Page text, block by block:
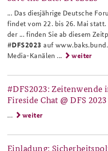
Anfahrt
Freundeskreis
Deutsches Forum
Arbeitskreis "Junge
Das Sicherheitspolitische
Studierendenkonferenz
Newsletter-Archiv
... Das diesjährige Deutsche
findet vom 22. bis 26. Mai
der ... finden Sie ab diesem
#DFS2023 auf
Media-Kanälen ...
weiter
#DFS2023: Zeitenwende
Fireside Chat @ DFS 2023
… weiter
Einladung: